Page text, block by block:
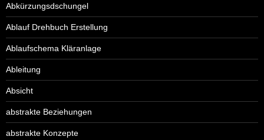
Abkürzungsdschungel
Ablauf Drehbuch Erstellung
Ablaufschema Kläranlage
Ableitung
Absicht
abstrakte Beziehungen
abstrakte Konzepte